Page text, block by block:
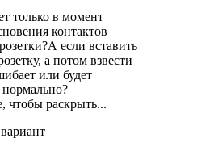
только в момент
контактов
если вставить
а потом взвести
или будет
нормально?
чтобы раскрыть...